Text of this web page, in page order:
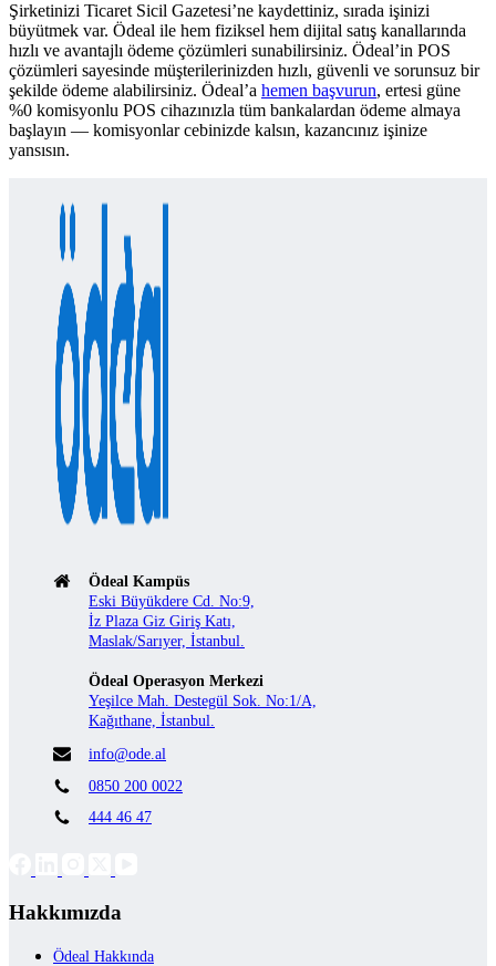
Şirketinizi Ticaret Sicil Gazetesi’ne kaydettiniz, sırada işinizi
büyütmek var. Ödeal ile hem fiziksel hem dijital satış kanallarında
hızlı ve avantajlı ödeme çözümleri sunabilirsiniz. Ödeal’in POS
çözümleri sayesinde müşterilerinizden hızlı, güvenli ve sorunsuz bir
şekilde ödeme alabilirsiniz. Ödeal’a hemen başvurun, ertesi güne
%0 komisyonlu POS cihazınızla tüm bankalardan ödeme almaya
başlayın — komisyonlar cebinizde kalsın, kazancınız işinize
yansısın.
Ödeal Kampüs
Eski Büyükdere Cd. No:9,
İz Plaza Giz Giriş Katı,
Maslak/Sarıyer, İstanbul.
Ödeal Operasyon Merkezi
Yeşilce Mah. Destegül Sok. No:1/A,
Kağıthane, İstanbul.
info@ode.al
0850 200 0022
444 46 47
Hakkımızda
Ödeal Hakkında